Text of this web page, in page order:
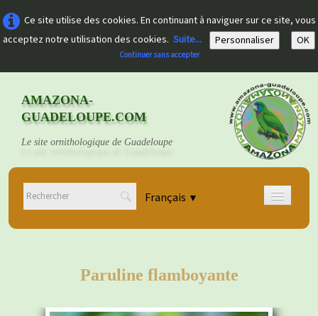
Ce site utilise des cookies. En continuant à naviguer sur ce site, vous
acceptez notre utilisation des cookies. Suite... Personnaliser OK
Continuer sans accepter
AMAZONA-
GUADELOUPE.COM
Le site ornithologique de Guadeloupe
Français ▼
Accueil
Paruline flamboyante